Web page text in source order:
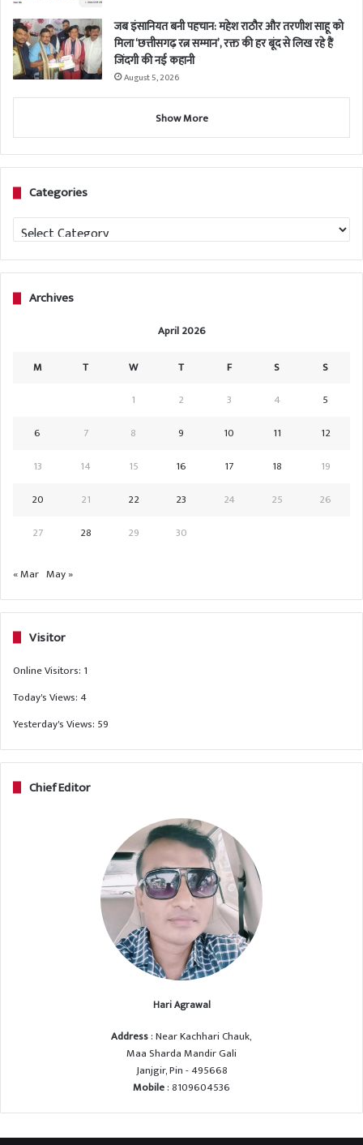
जब इंसानियत बनी पहचान: महेश राठौर और तरणीश साहू को
मिला ‘छत्तीसगढ़ रत्न सम्मान’, रक्त की हर बूंद से लिख रहे हैं
जिंदगी की नई कहानी
August 5, 2026
Show More
Categories
Categories
Archives
April 2026
M T W T F S
S
1
2 3 4
5
6
7 8 9 10 11
12
13
14 15 16 17 18
19
20
21 22 23 24 25
26
27
28 29 30
« Mar May »
Visitor
Online Visitors: 1
Today's Views:4
Yesterday's Views: 59
Chief Editor
Hari Agrawal
Address: Near Kachhari Chauk,
Maa Sharda Mandir Gali
Janjgir, Pin - 495668
Mobile: 8109604536